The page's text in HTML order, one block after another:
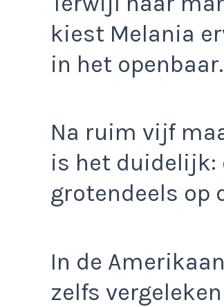
kiest Melania
in het openbaar.
Na ruim vijf
is het duidelijk:
grotendeels op
In de
zelfs